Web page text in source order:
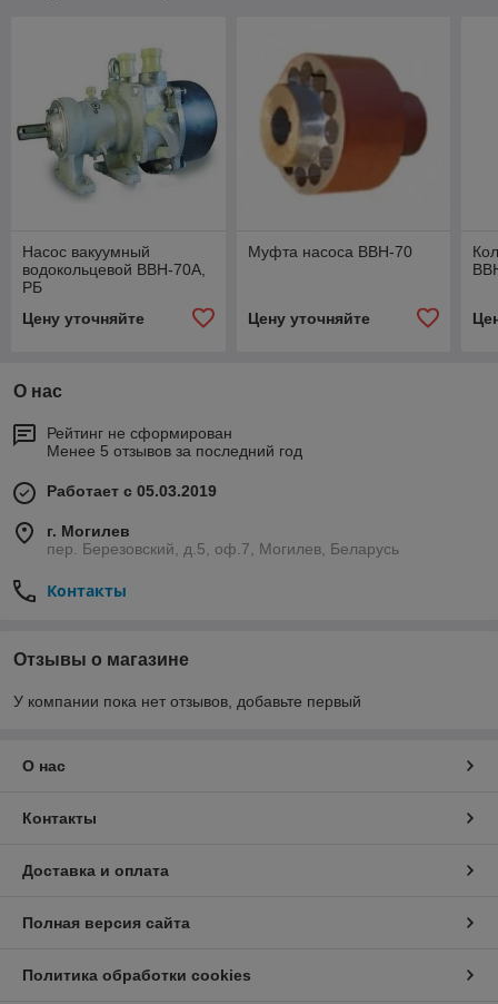
Насос вакуумный
водокольцевой ВВН-70А,
РБ
Цену уточняйте
Муфта насоса ВВН-70
Цену уточняйте
О нас
Рейтинг не сформирован
Менее 5 отзывов за последний год
Работает с 05.03.2019
г. Могилев
пер. Березовский, д.5, оф.7, Могилев, Беларусь
Контакты
Отзывы о магазине
У компании пока нет отзывов, добавьте первый
О нас
Контакты
Доставка и оплата
Полная версия сайта
Политика обработки cookies